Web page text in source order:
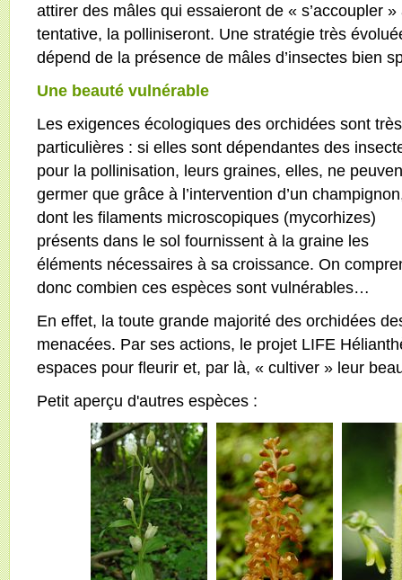
attirer des mâles qui essaieront de « s’accoupler
tentative, la polliniseront. Une stratégie très
dépend de la présence de mâles d’insectes bien
Une beauté vulnérable
Les exigences écologiques des orchidées sont très
particulières : si elles sont dépendantes des
pour la pollinisation, leurs graines, elles, ne
germer que grâce à l’intervention d’un
dont les filaments microscopiques (mycorhizes)
présents dans le sol fournissent à la graine les
éléments nécessaires à sa croissance. On
donc combien ces espèces sont vulnérables…
En effet, la toute grande majorité des orchidées
menacées. Par ses actions, le projet LIFE
espaces pour fleurir et, par là, « cultiver » leur
Petit aperçu d'autres espèces :